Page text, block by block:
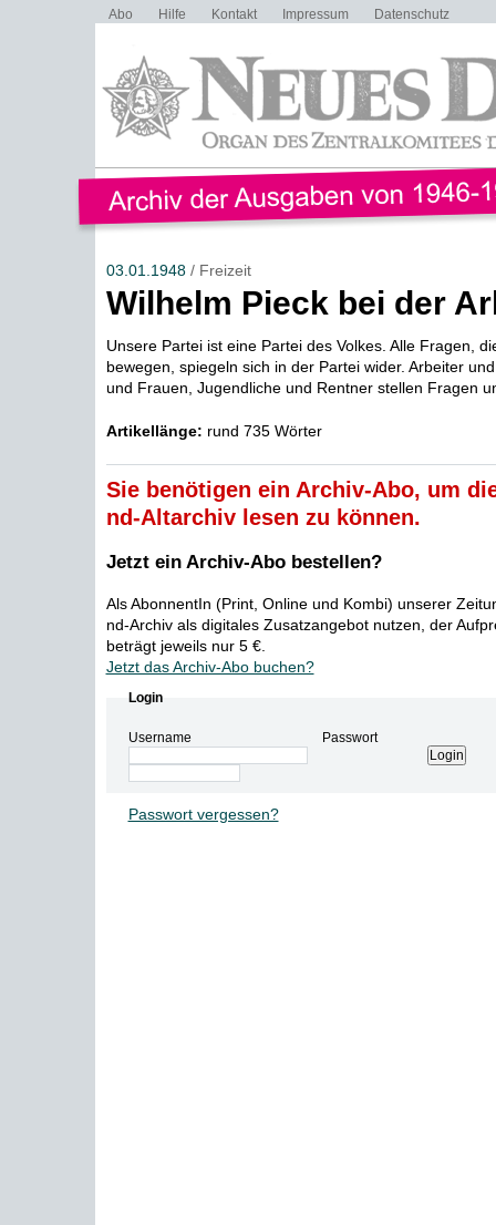
Abo Hilfe Kontakt Impressum Datenschutz
03.01.1948/ Freizeit
Wilhelm Pieck bei der
Unsere Partei ist eine Partei des Volkes. Alle Fragen,
bewegen, spiegeln sich in der Partei wider. Arbeiter
und Frauen, Jugendliche und Rentner stellen Fragen
Artikellänge: rund 735 Wörter
Sie benötigen ein Archiv-Abo, um
nd-Altarchiv lesen zu können.
Jetzt ein Archiv-Abo bestellen?
Als AbonnentIn (Print, Online und Kombi) unserer
nd-Archiv als digitales Zusatzangebot nutzen, der
beträgt jeweils nur 5 €.
Jetzt das Archiv-Abo buchen?
Login
Username Passwort
Passwort vergessen?